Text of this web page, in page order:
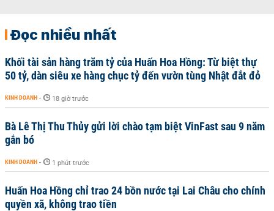
Đọc nhiều nhất
Khối tài sản hàng trăm tỷ của Huấn Hoa Hồng: Từ biệt thự
50 tỷ, dàn siêu xe hàng chục tỷ đến vườn tùng Nhật đắt đỏ
KINH DOANH - 18 giờ trước
Bà Lê Thị Thu Thủy gửi lời chào tạm biệt VinFast sau 9 năm
gắn bó
KINH DOANH - 1 phút trước
Huấn Hoa Hồng chỉ trao 24 bồn nước tại Lai Châu cho chính
quyền xã, không trao tiền